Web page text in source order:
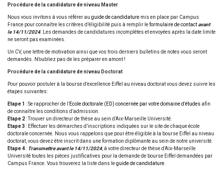
Procédure de la candidature de niveau Master
Nous vous invitons à vous référer au guide de candidature mis en place par Campus
France pour connaître les critères d’éligibilité puis à remplir leformulaire de contactavant
le 14/11/2024. Les demandes de candidatures incomplètes et envoyées après la date limite
ne seront pas examinées.
Un CV, une lettre de motivation ainsi que vos trois derniers bulletins de notes vous seront
demandés. N’oubliez pas de les préparer en amont !
Procédure de la candidature de niveau Doctorat
Pour pouvoir postuler à la bourse d’excellence Eiffel au niveau doctorat vous devez suivre les
étapes suivantes:
Etape 1 : Se rapprocher de l’Ecole doctorale (ED) concernée par votre domaine d’études afin
de connaître les conditions d’admission.
Etape 2: Trouver un directeur de thèse au sein d’Aix-Marseille Université.
Etape 3 : Effectuer les démarches d’inscriptions indiquées sur le site de chaque école
doctorale concernée. Nous vous rappelons que pour être éligible à la bourse Eiffel au niveau
doctorat, vous devez être inscrit dans une formation diplômante au sein de notre université.
Etape 4: Transmettre avant le 14/11/2024, à votre directeur de thèse d’Aix-Marseille
Université toutes les pièces justificatives pour la demande de bourse Eiffel demandées par
Campus France. Vous trouverez la liste dans leguide de candidature